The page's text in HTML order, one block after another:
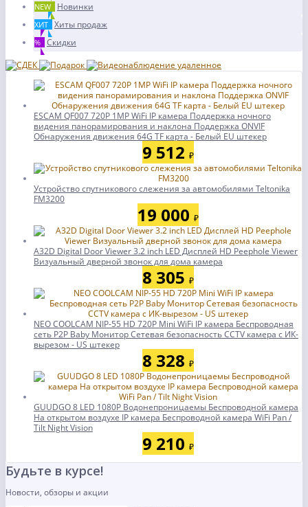
NEW Новинки
ХИТ Хиты продаж
% Скидки
ESCAM QF007 720P 1MP WiFi IP камера Поддержка ночного
видения панорамирования и наклона Поддержка ONVIF
Обнаружения движения 64G TF карта - Белый EU штекер
9 512 ₽
Устройство спутникового слежения за автомобилями Teltonika
FM3200
19 000 ₽
A32D Digital Door Viewer 3.2 inch LED Дисплей HD Peephole Viewer
Визуальный дверной звонок для дома камера
8 305 ₽
NEO COOLCAM NIP-55 HD 720P Mini WiFi IP камера Беспроводная
сеть P2P Baby Монитор Сетевая безопасность CCTV камера с ИК-
вырезом - US штекер
8 328 ₽
GUUDGO 8 LED 1080P Водонепроницаемы Беспроводной камера
На открытом воздухе IP камера Беспроводной камера WiFi Pan /
Tilt Night Vision
9 210 ₽
Будьте в курсе!
Новости, обзоры и акции